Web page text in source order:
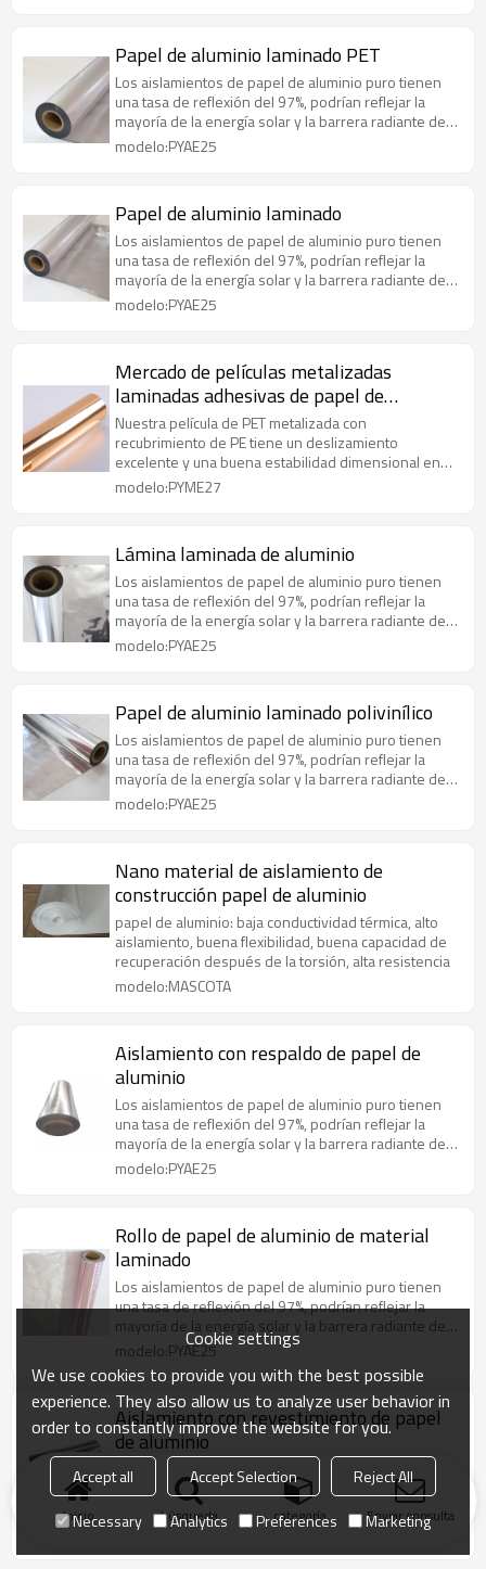
Papel de aluminio laminado PET
Los aislamientos de papel de aluminio puro tienen
una tasa de reflexión del 97%, podrían reflejar la
mayoría de la energía solar y la barrera radiante de
manera efectiva
modelo:PYAE25
Papel de aluminio laminado
Los aislamientos de papel de aluminio puro tienen
una tasa de reflexión del 97%, podrían reflejar la
mayoría de la energía solar y la barrera radiante de
manera efectiva
modelo:PYAE25
Mercado de películas metalizadas
laminadas adhesivas de papel de
aluminio dorado
Nuestra película de PET metalizada con
recubrimiento de PE tiene un deslizamiento
excelente y una buena estabilidad dimensional en
un amplio rango de temperatura.
modelo:PYME27
Lámina laminada de aluminio
Los aislamientos de papel de aluminio puro tienen
una tasa de reflexión del 97%, podrían reflejar la
mayoría de la energía solar y la barrera radiante de
manera efectiva
modelo:PYAE25
Papel de aluminio laminado polivinílico
Los aislamientos de papel de aluminio puro tienen
una tasa de reflexión del 97%, podrían reflejar la
mayoría de la energía solar y la barrera radiante de
manera efectiva
modelo:PYAE25
Nano material de aislamiento de
construcción papel de aluminio
papel de aluminio: baja conductividad térmica, alto
aislamiento, buena flexibilidad, buena capacidad de
recuperación después de la torsión, alta resistencia
modelo:MASCOTA
Aislamiento con respaldo de papel de
aluminio
Los aislamientos de papel de aluminio puro tienen
una tasa de reflexión del 97%, podrían reflejar la
mayoría de la energía solar y la barrera radiante de
manera efectiva
modelo:PYAE25
Rollo de papel de aluminio de material
laminado
Los aislamientos de papel de aluminio puro tienen
una tasa de reflexión del 97%, podrían reflejar la
mayoría de la energía solar y la barrera radiante de
manera efectiva
modelo:PYAE25
Aislamiento con revestimiento de papel
de aluminio
Los aislamientos de papel de aluminio puro tienen
una tasa de reflexión del 97%, podrían reflejar la
mayoría de la energía solar y la barrera radiante de
manera efectiva
modelo:PYAE25
Inicio búsqueda categoría Enviar consulta
Cookie settings
We use cookies to provide you with the best possible
experience. They also allow us to analyze user behavior in
order to constantly improve the website for you.
Accept all Accept Selection
Reject All
Necessary
Analytics Preferences Marketing